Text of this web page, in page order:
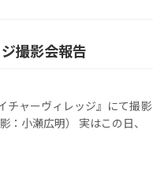
撮影会報告
チャーヴィレッジ』にて撮影
：小瀬広明） 実はこの日、